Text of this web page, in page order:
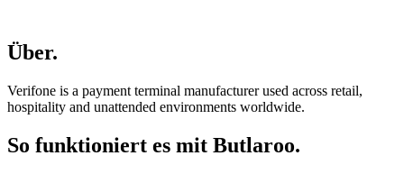
Über.
Verifone is a payment terminal manufacturer used across retail,
hospitality and unattended environments worldwide.
So funktioniert es mit Butlaroo.